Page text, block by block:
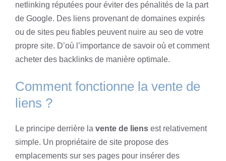
netlinking réputées pour éviter des pénalités de la part
de Google. Des liens provenant de domaines expirés
ou de sites peu fiables peuvent nuire au seo de votre
propre site. D’où l’importance de savoir où et comment
acheter des backlinks de manière optimale.
Comment fonctionne la vente de
liens ?
Le principe derrière la vente de liens est relativement
simple. Un propriétaire de site propose des
emplacements sur ses pages pour insérer des